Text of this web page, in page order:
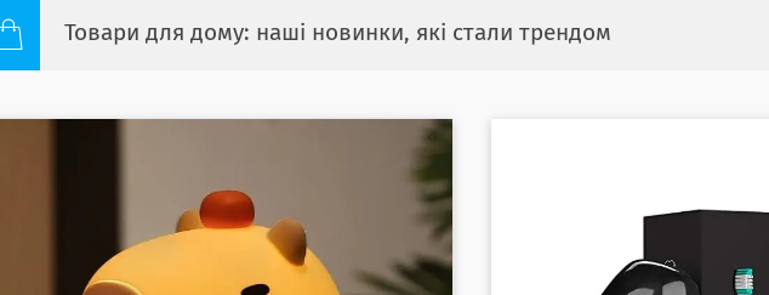
Товари для дому: наші новинки, які стали трендом